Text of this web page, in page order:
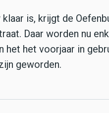
is, krijgt de
Daar worden nu
het het voorjaar in
geworden.